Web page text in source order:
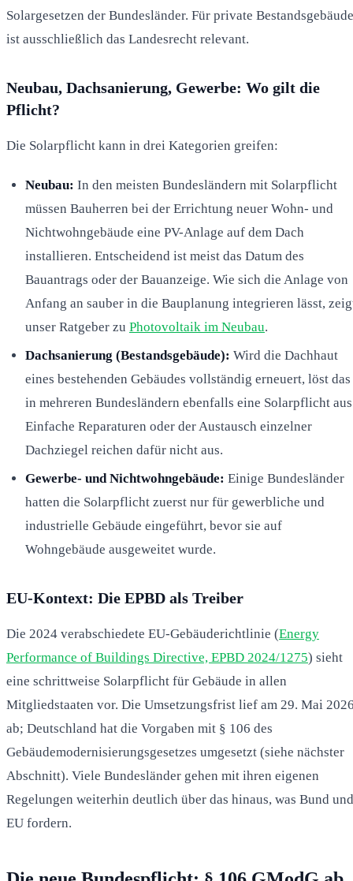
Solargesetzen der Bundesländer. Für private Bestandsgebäude
ist ausschließlich das Landesrecht relevant.
Neubau, Dachsanierung, Gewerbe: Wo gilt die
Pflicht?
Die Solarpflicht kann in drei Kategorien greifen:
Neubau: In den meisten Bundesländern mit Solarpflicht
müssen Bauherren bei der Errichtung neuer Wohn- und
Nichtwohngebäude eine PV-Anlage auf dem Dach
installieren. Entscheidend ist meist das Datum des
Bauantrags oder der Bauanzeige. Wie sich die Anlage von
Anfang an sauber in die Bauplanung integrieren lässt,
unser Ratgeber zu Photovoltaik im Neubau.
Dachsanierung (Bestandsgebäude): Wird die Dachhaut
eines bestehenden Gebäudes vollständig erneuert, löst das
in mehreren Bundesländern ebenfalls eine Solarpflicht
Einfache Reparaturen oder der Austausch einzelner
Dachziegel reichen dafür nicht aus.
Gewerbe- und Nichtwohngebäude: Einige Bundesländer
hatten die Solarpflicht zuerst nur für gewerbliche und
industrielle Gebäude eingeführt, bevor sie auf
Wohngebäude ausgeweitet wurde.
EU-Kontext: Die EPBD als Treiber
Die 2024 verabschiedete EU-Gebäuderichtlinie (Energy
Performance of Buildings Directive, EPBD 2024/1275) sieht
eine schrittweise Solarpflicht für Gebäude in allen
Mitgliedstaaten vor. Die Umsetzungsfrist lief am 29. Mai
ab; Deutschland hat die Vorgaben mit § 106 des
Gebäudemodernisierungsgesetzes umgesetzt (siehe nächster
Abschnitt). Viele Bundesländer gehen mit ihren eigenen
Regelungen weiterhin deutlich über das hinaus, was Bund und
EU fordern.